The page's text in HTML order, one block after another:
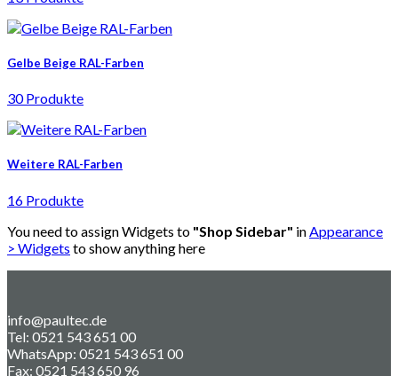
Gelbe Beige RAL-Farben
30 Produkte
Weitere RAL-Farben
16 Produkte
You need to assign Widgets to "Shop Sidebar" in Appearance
> Widgets to show anything here
info@paultec.de
Tel: 0521 543 651 00
WhatsApp: 0521 543 651 00
Fax: 0521 543 650 96